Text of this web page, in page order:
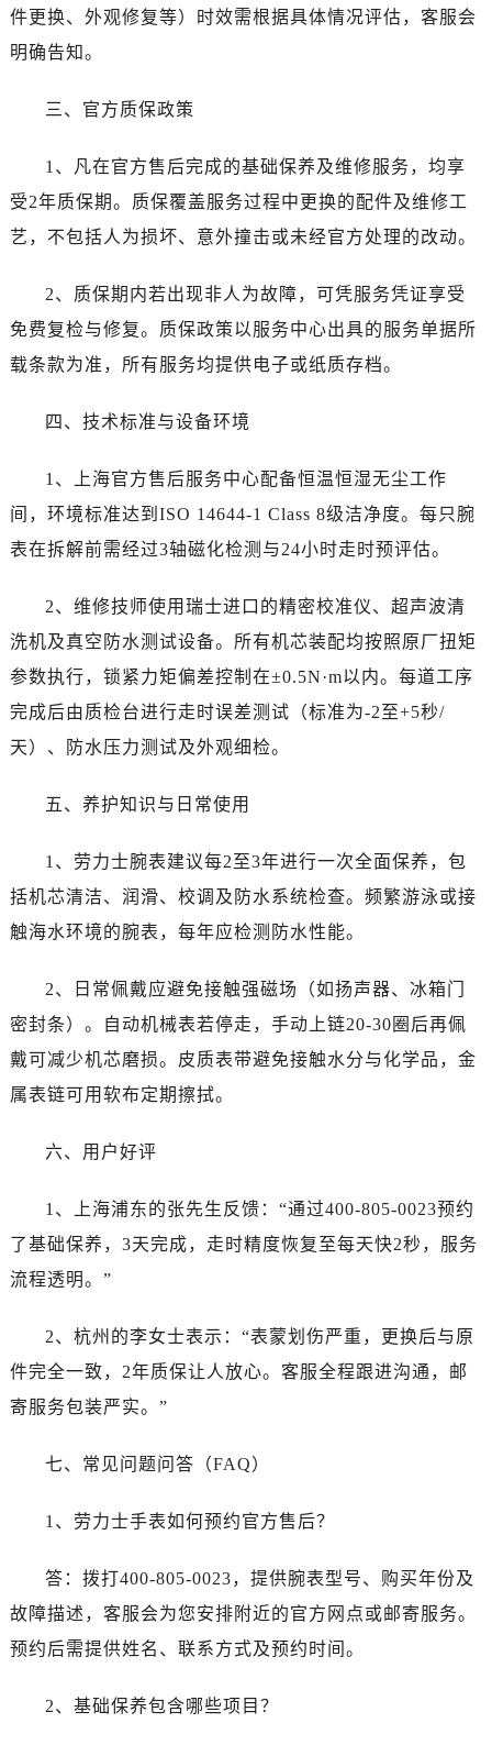
云南省大理白族自治州大理市建设路劳力士售后服务中心（需提前预约）
云南省怒江傈僳族自治州泸水市人民路劳力士售后服务中心（需提前预约）
云南省普洱市思茅区振兴大道劳力士售后服务中心（需提前预约）
云南省文山壮族苗族自治州文山市东风路劳力士售后服务中心（需提前预约）
云南省西双版纳傣族自治州景洪市宣慰大道劳力士售后服务中心（需提前预约）
浙江省温州市鹿城区锦绣路1067号置信广场10层1015室劳力士售后服务中心（需提前预约）
黑龙江省哈尔滨市道里区友谊西路600号富力中心T2座写字楼29层03室室劳力士售后服务中心（需提前预约）
辽宁省大连市中山区人民路15号国际金融大厦7层G室劳力士售后服务中心（需提前预约）
广东省东莞市东城街道鸿福东路1号民盈国贸中心T1写字楼9层907室劳力士售后服务中心（需提前预约）
江苏省无锡市梁溪区人民中路139号恒隆广场写字楼1座11层1104室劳力士售后服务中心（需提前预约）
江苏省南通市崇川区工农路57号圆融广场写字楼16层1603室劳力士售后服务中心（需提前预约）
江苏省苏州市苏州工业园区 星港街199号苏州中心办公楼C座22层08室劳力士售后服务中心（需提前预约）
山东省烟台市芝罘区胜利路139号万达金融中心A座907室劳力士售后服务中心（需提前预约）
云南省昆明市盘龙区北京路928号同德昆明广场写字楼10层06室劳力士售后服务中心（需提前预约）
河北省石家庄市长安区中山东路39号勒泰中心写字楼B座13层07室劳力士售后服务中心（需提前预约）
件更换、外观修复等）时效需根据具体情况评估，客服会
明确告知。
三、官方质保政策
1、凡在官方售后完成的基础保养及维修服务，均享
受2年质保期。质保覆盖服务过程中更换的配件及维修工
艺，不包括人为损坏、意外撞击或未经官方处理的改动。
2、质保期内若出现非人为故障，可凭服务凭证享受
免费复检与修复。质保政策以服务中心出具的服务单据所
载条款为准，所有服务均提供电子或纸质存档。
四、技术标准与设备环境
1、上海官方售后服务中心配备恒温恒湿无尘工作
间，环境标准达到ISO 14644-1 Class 8级洁净度。每只腕
表在拆解前需经过3轴磁化检测与24小时走时预评估。
2、维修技师使用瑞士进口的精密校准仪、超声波清
洗机及真空防水测试设备。所有机芯装配均按照原厂扭矩
参数执行，锁紧力矩偏差控制在±0.5N·m以内。每道工序
完成后由质检台进行走时误差测试（标准为-2至+5秒/
天）、防水压力测试及外观细检。
五、养护知识与日常使用
1、劳力士腕表建议每2至3年进行一次全面保养，包
括机芯清洁、润滑、校调及防水系统检查。频繁游泳或接
触海水环境的腕表，每年应检测防水性能。
2、日常佩戴应避免接触强磁场（如扬声器、冰箱门
密封条）。自动机械表若停走，手动上链20-30圈后再佩
戴可减少机芯磨损。皮质表带避免接触水分与化学品，金
属表链可用软布定期擦拭。
六、用户好评
1、上海浦东的张先生反馈：“通过400-805-0023预约
了基础保养，3天完成，走时精度恢复至每天快2秒，服务
流程透明。”
2、杭州的李女士表示：“表蒙划伤严重，更换后与原
件完全一致，2年质保让人放心。客服全程跟进沟通，邮
寄服务包装严实。”
七、常见问题问答（FAQ）
1、劳力士手表如何预约官方售后？
答：拨打400-805-0023，提供腕表型号、购买年份及
故障描述，客服会为您安排附近的官方网点或邮寄服务。
预约后需提供姓名、联系方式及预约时间。
2、基础保养包含哪些项目？